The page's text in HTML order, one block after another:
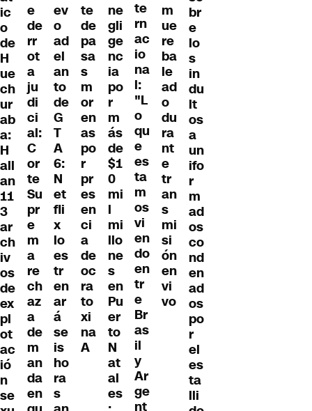
ic
o
de
H
ue
ch
ur
ab
a:
H
all
an
11
3
ar
ch
iv
os
de
ex
pl
ot
ac
ió
n
se
e
de
rr
ot
a
ju
di
ci
al:
C
or
te
Su
pr
e
m
a
re
ch
az
a
de
m
an
da
en
ev
o
ad
el
an
to
de
G
T
A
6:
N
et
fli
x
lo
es
tr
en
ar
á
se
is
ho
ra
s
te
de
pa
sa
s
m
or
en
as
po
r
pr
es
en
ci
a
de
oc
ra
to
xi
na
A
ne
gli
ge
nc
ia
po
r
m
ás
de
$1
0
mi
l
mi
llo
ne
s
en
Pu
er
to
N
at
al
es
te
rn
ac
io
na
l:
"L
o
qu
e
es
ta
m
os
vi
en
do
en
tr
e
Br
as
il
y
Ar
ge
nt
m
ue
re
ba
le
ad
o
du
ra
nt
e
tr
an
s
mi
si
ón
en
vi
vo
br
e
lo
s
in
du
lt
os
a
un
ifo
r
m
ad
os
co
nd
en
ad
os
po
r
el
es
ta
lli